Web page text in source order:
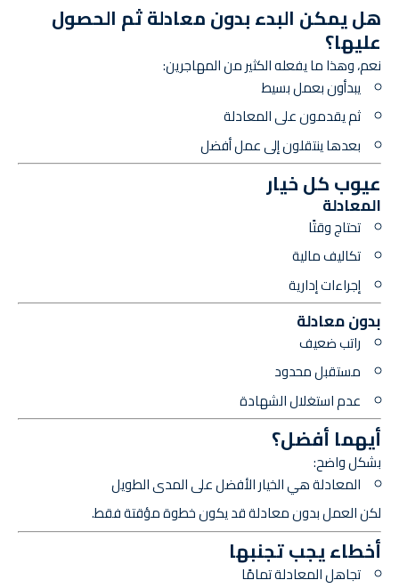
هل يمكن البدء بدون معادلة ثم الحصول
عليها؟
نعم، وهذا ما يفعله الكثير من المهاجرين:
يبدأون بعمل بسيط
ثم يقدمون على المعادلة
بعدها ينتقلون إلى عمل أفضل
عيوب كل خيار
المعادلة
تحتاج وقتًا
تكاليف مالية
إجراءات إدارية
بدون معادلة
راتب ضعيف
مستقبل محدود
عدم استغلال الشهادة
أيهما أفضل؟
بشكل واضح:
المعادلة هي الخيار الأفضل على المدى الطويل
لكن العمل بدون معادلة قد يكون خطوة مؤقتة فقط.
أخطاء يجب تجنبها
تجاهل المعادلة تمامًا